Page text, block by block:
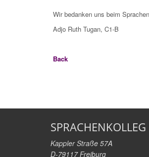
Wir bedanken uns beim
Adjo Ruth Tugan, C1-B
Back
Kappler Straße 57A
D-79117 Freiburg